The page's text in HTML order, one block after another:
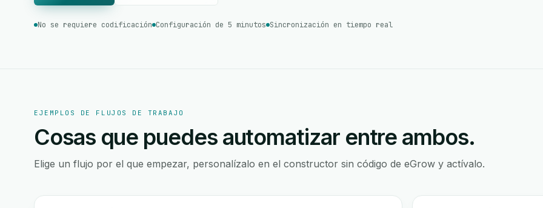
No se requiere codificación Configuración de 5 minutos Sincronización en tiempo real
EJEMPLOS DE FLUJOS DE TRABAJO
Cosas que puedes automatizar entre ambos.
Elige un flujo por el que empezar, personalízalo en el constructor sin código de eGrow y actívalo.